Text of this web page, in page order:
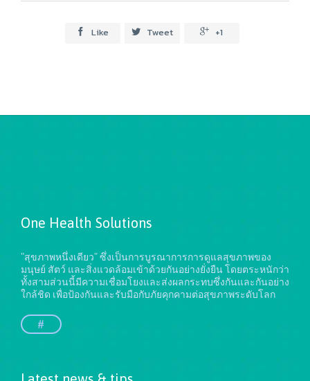
 Like  Tweet  +1
One Health Solutions
"สุขภาพหนึ่งเดียว" ซึ่งเป็นการบูรณาการการดูแลสุขภาพของ
มนุษย์ สัตว์ และสิ่งแวดล้อมเข้าด้วยกันอย่างยั่งยืนโดยตระหนักว่า
ทั้งสามส่วนนี้มีความเชื่อมโยงและส่งผลกระทบซึ่งกันและกันอย่าง
ใกล้ชิด เพื่อป้องกันและรับมือกับภัยคุกคามต่อสุขภาพระดับโลก
#